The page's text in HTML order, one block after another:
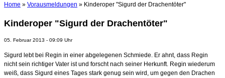
Home » Vorausmeldungen » Kinderoper "Sigurd der Drachentöter"
Kinderoper "Sigurd der Drachentöter"
05. Februar 2013 - 09:09 Uhr
Sigurd lebt bei Regin in einer abgelegenen Schmiede. Er ahnt, dass Regin
nicht sein richtiger Vater ist und forscht nach seiner Herkunft. Regin wiederum
weiß, dass Sigurd eines Tages stark genug sein wird, um gegen den Drachen